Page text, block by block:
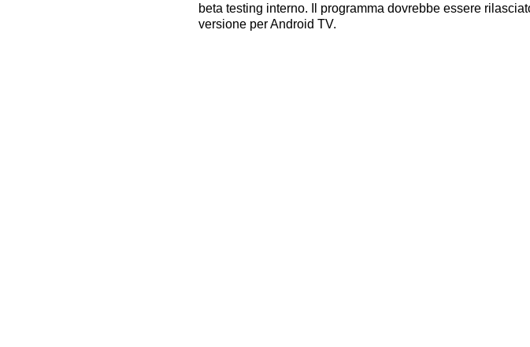
beta testing interno. Il programma dovrebbe essere
versione per Android TV.